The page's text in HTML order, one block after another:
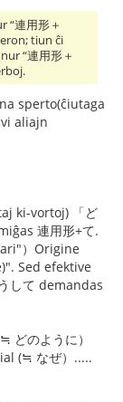
“連用形＋
tiun ĉi
“連用形＋
sperto(ĉiutaga
aliajn
ki-vortoj) 「ど
連用形+て.
）Origine
Sed efektive
して demandas
どのように）
(≒ なぜ）.....